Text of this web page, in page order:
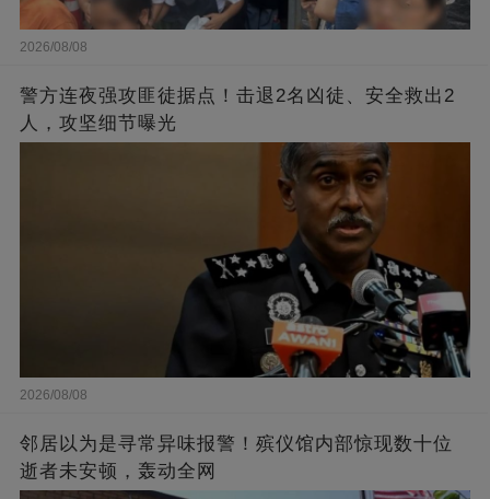
2026/08/08
警方连夜强攻匪徒据点！击退2名凶徒、安全救出2
人，攻坚细节曝光
2026/08/08
邻居以为是寻常异味报警！殡仪馆内部惊现数十位
逝者未安顿，轰动全网